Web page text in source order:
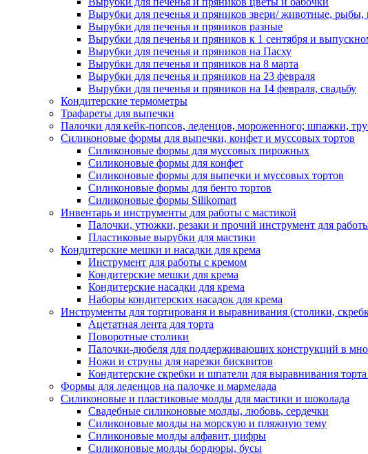
Вырубки для печенья и пряников звери/ животные,
Вырубки для печенья и пряников разные
Вырубки для печенья и пряников к 1 сентября и
Вырубки для печенья и пряников на Пасху
Вырубки для печенья и пряников на 8 марта
Вырубки для печенья и пряников на 23 февраля
Вырубки для печенья и пряников на 14 февраля, свадьбу
Кондитерские термометры
Трафареты для выпечки
Палочки для кейк-попсов, леденцов, мороженного; шпажки,
Силиконовые формы для выпечки, конфет и муссовых тортов
Силиконовые формы для муссовых пирожных
Силиконовые формы для конфет
Силиконовые формы для выпечки и муссовых тортов
Силиконовые формы для бенто тортов
Силиконовые формы Silikomart
Инвентарь и инструменты для работы с мастикой
Палочки, утюжки, резаки и прочий инструмент для
Пластиковые вырубки для мастики
Кондитерские мешки и насадки для крема
Инструмент для работы с кремом
Кондитерские мешки для крема
Кондитерские насадки для крема
Наборы кондитерских насадок для крема
Инструменты для тортированя и выравнивания (столики,
Ацетатная лента для торта
Поворотные столики
Палочки-дюбеля для поддерживающих конструкций в
Ножи и струны для нарезки бисквитов
Кондитерские скребки и шпатели для выравнивания
Формы для леденцов на палочке и мармелада
Силиконовые и пластиковые молды для мастики и шоколада
Свадебные силиконовые молды, любовь, сердечки
Силиконовые молды на морскую и пляжную тему
Силиконовые молды алфавит, цифры
Силиконовые молды бордюры, бусы